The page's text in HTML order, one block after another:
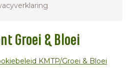
Groei & Bloei
KMTP/Groei & Bloei